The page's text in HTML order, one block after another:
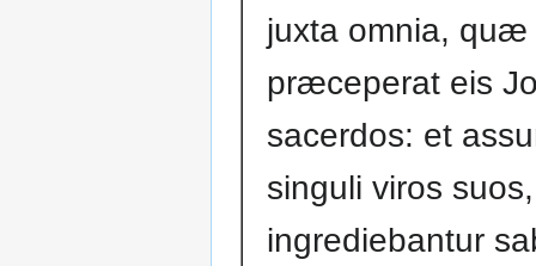
juxta omnia, quæ
præceperat eis
sacerdos: et
singuli viros
ingrediebantur